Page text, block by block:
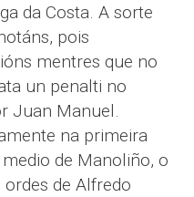
da Costa. A sorte
pois
mentres que no
un penalti no
Juan Manuel.
na primeira
de Manoliño, o
de Alfredo